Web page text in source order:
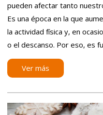
pueden afectar tanto
Es una época en la que
la actividad física y, en
o el descanso. Por eso, es
Ver más